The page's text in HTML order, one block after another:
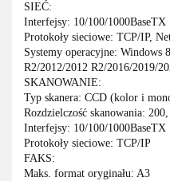
SIEĆ:
Interfejsy: 10/100/1000BaseTX
Protokoły sieciowe: TCP/IP,
Systemy operacyjne: Windows
R2/2012/2012 R2/2016/2019/
SKANOWANIE:
Typ skanera: CCD (kolor i
Rozdzielczość skanowania:
Interfejsy: 10/100/1000BaseTX
Protokoły sieciowe: TCP/IP
FAKS:
Maks. format oryginału: A3